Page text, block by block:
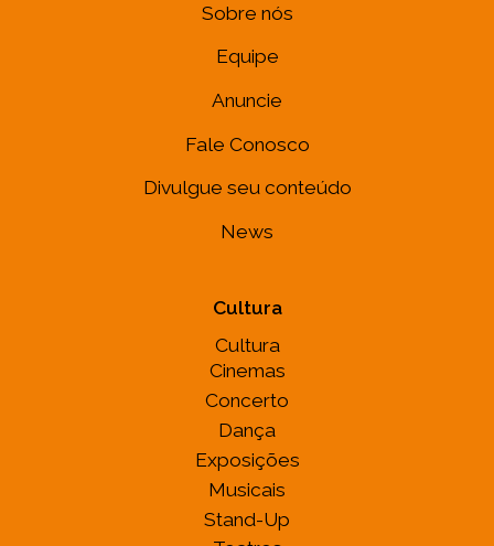
Sobre nós
Equipe
Anuncie
Fale Conosco
Divulgue seu conteúdo
News
Cultura
Cultura
Cinemas
Concerto
Dança
Exposições
Musicais
Stand-Up